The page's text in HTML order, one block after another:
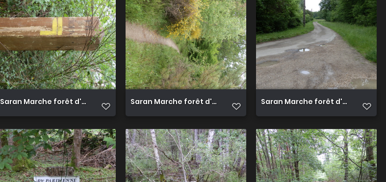
Saran Marche forêt d'Orléans 16 Saran Marche forêt d'Orléans 17 Saran Marche forêt d'Orléans 18